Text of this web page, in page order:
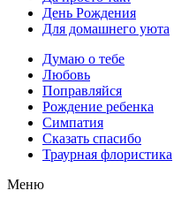
День Рождения
Для домашнего уюта
Думаю о тебе
Любовь
Поправляйся
Рождение ребенка
Симпатия
Сказать спасибо
Траурная флористика
Меню